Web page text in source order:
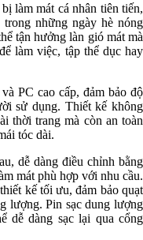
làm mát cá nhân tiên tiến,
những ngày hè nóng
tận hưởng làn gió mát mà
làm việc, tập thể dục hay
PC cao cấp, đảm bảo độ
sử dụng. Thiết kế không
thời trang mà còn an toàn
tóc dài.
dễ dàng điều chỉnh bằng
mát phù hợp với nhu cầu.
kế tối ưu, đảm bảo quạt
lượng. Pin sạc dung lượng
dễ dàng sạc lại qua cổng